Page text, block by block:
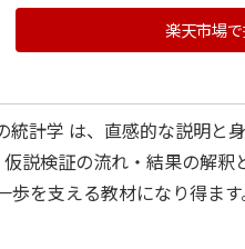
楽天市場
統計学 は、直感的な説明と
説検証の流れ・結果の解釈
を支える教材になり得ま